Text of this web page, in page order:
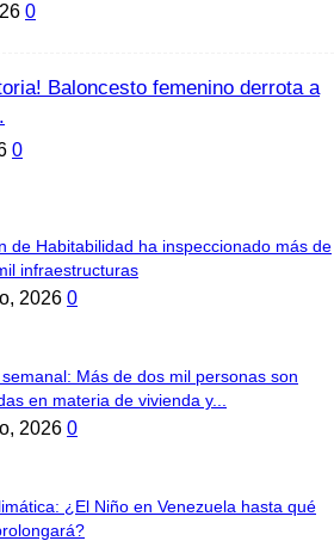
0
Baloncesto femenino derrota a
0
de Habitabilidad ha inspeccionado más de
infraestructuras
2026 0
Más de dos mil personas son
en materia de vivienda y...
2026 0
¿El Niño en Venezuela hasta qué